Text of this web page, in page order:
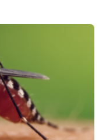
Jahren
Gruppe heraus,
die
Einige Arten
dichte Geflechte
auffällig ist: Die